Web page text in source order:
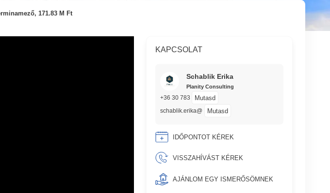
171.83 M Ft
KAPCSOLAT
Schablik Erika
Planity Consulting
+36 30 783 Mutasd
schablik.erika@ Mutasd
IDŐPONTOT KÉREK
VISSZAHÍVÁST KÉREK
AJÁNLOM EGY ISMERŐSÖMNEK